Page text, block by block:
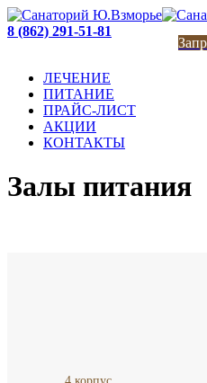
8 (862) 291-51-81
ЛЕЧЕНИЕ
ПИТАНИЕ
ПРАЙС-ЛИСТ
АКЦИИ
КОНТАКТЫ
Залы питания